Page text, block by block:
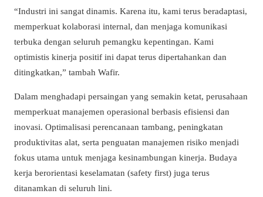
“Industri ini sangat dinamis. Karena itu, kami terus beradaptasi,
memperkuat kolaborasi internal, dan menjaga komunikasi
terbuka dengan seluruh pemangku kepentingan. Kami
optimistis kinerja positif ini dapat terus dipertahankan dan
ditingkatkan,” tambah Wafir.
Dalam menghadapi persaingan yang semakin ketat, perusahaan
memperkuat manajemen operasional berbasis efisiensi dan
inovasi. Optimalisasi perencanaan tambang, peningkatan
produktivitas alat, serta penguatan manajemen risiko menjadi
fokus utama untuk menjaga kesinambungan kinerja. Budaya
kerja berorientasi keselamatan (safety first) juga terus
ditanamkan di seluruh lini.